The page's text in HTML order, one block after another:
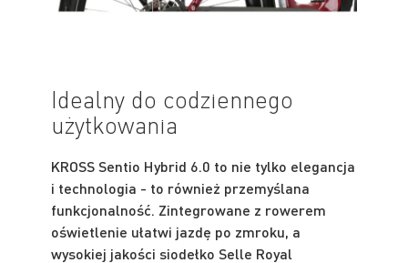
Idealny do codziennego
użytkowania
KROSS Sentio Hybrid 6.0 to nie tylko elegancja
i technologia - to również przemyślana
funkcjonalność. Zintegrowane z rowerem
oświetlenie ułatwi jazdę po zmroku, a
wysokiej jakości siodełko Selle Royal